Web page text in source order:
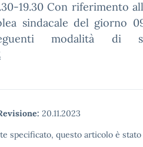
19.30 Con riferimento
sindacale del giorno
modalità di
20.11.2023
specificato, questo articolo è